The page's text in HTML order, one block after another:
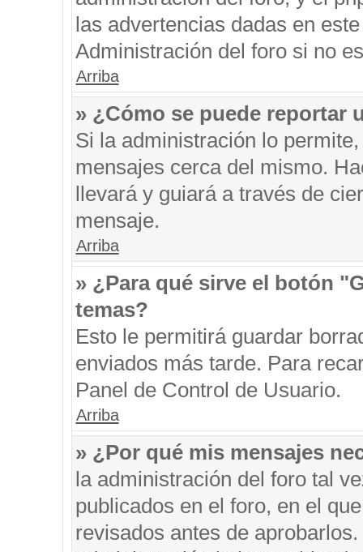
las advertencias dadas en
Administración del foro si no
Arriba
» ¿Cómo se puede reportar
Si la administración lo
mensajes cerca del mismo.
llevará y guiará a través de
mensaje.
Arriba
» ¿Para qué sirve el botón
temas?
Esto le permitirá guardar
enviados más tarde. Para
Panel de Control de Usuario.
Arriba
» ¿Por qué mis mensajes
la administración del foro tal
publicados en el foro, en el
revisados antes de